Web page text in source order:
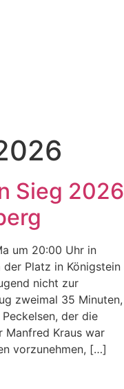
Sieg 2026
um 20:00 Uhr in
der Platz in Königstein
nicht zur
zweimal 35 Minuten,
der die
Manfred Kraus war
vorzunehmen, […]